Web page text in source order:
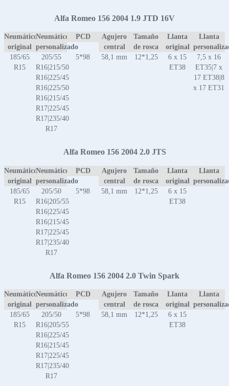
Alfa Romeo 156 2004 1.9 JTD 16V
Neumático
original
Neumático
personalizado
PCD
Agujero
central
Tamaño
de rosca
Llanta
original
Llanta
185/65
R15
205/55
R16|215/50
R16|225/45
R16|225/50
R16|215/45
R17|225/45
R17|235/40
R17
5*98 58,1 mm 12*1,25
6 x 15
ET38
7,5 x 16
ET35|7 x
17 ET38|8
x 17 ET31
Alfa Romeo 156 2004 2.0 JTS
Neumático
original
Neumático
personalizado
PCD
Agujero
central
Tamaño
de rosca
Llanta
original
Llanta
185/65
R15
205/50
R16|205/55
R16|225/45
R16|215/45
R17|225/45
R17|235/40
R17
5*98 58,1 mm 12*1,25
6 x 15
ET38
Alfa Romeo 156 2004 2.0 Twin Spark
Neumático
original
Neumático
personalizado
PCD
Agujero
central
Tamaño
de rosca
Llanta
original
Llanta
185/65
R15
205/50
R16|205/55
R16|225/45
R16|215/45
R17|225/45
R17|235/40
R17
5*98 58,1 mm 12*1,25
6 x 15
ET38